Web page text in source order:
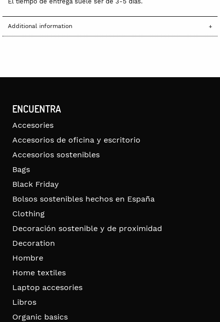
Additional information
ENCUENTRA
Accesories
Accesorios de oficina y escritorio
Accesorios sostenibles
Bags
Black Friday
Bolsos sostenibles hechos en España
Clothing
Decoración sostenible y de proximidad
Decoration
Hombre
Home textiles
Laptop accesories
Libros
Organic basics